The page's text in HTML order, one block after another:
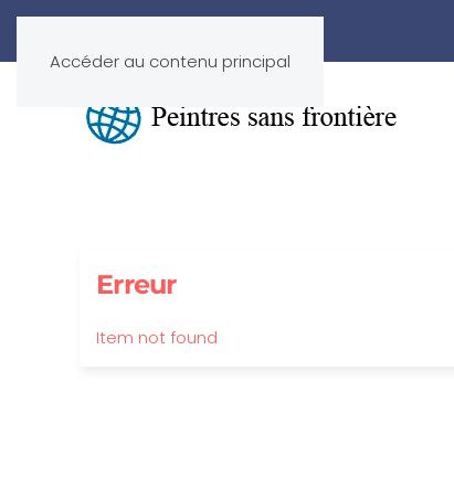
Accéder au contenu principal
Erreur
Item not found